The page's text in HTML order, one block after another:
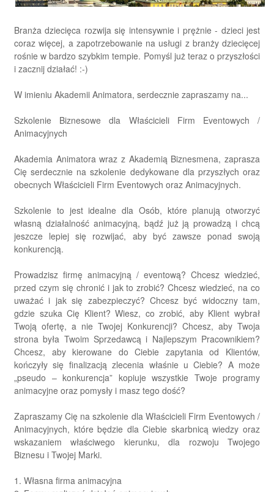
Branża dziecięca rozwija się intensywnie i prężnie - dzieci jest
coraz więcej, a zapotrzebowanie na usługi z branży dziecięcej
rośnie w bardzo szybkim tempie. Pomyśl już teraz o przyszłości
i zacznij działać! :-)
W imieniu Akademii Animatora, serdecznie zapraszamy na...
Szkolenie Biznesowe dla Właścicieli Firm Eventowych /
Animacyjnych
Akademia Animatora wraz z Akademią Biznesmena, zaprasza
Cię serdecznie na szkolenie dedykowane dla przyszłych oraz
obecnych Właścicieli Firm Eventowych oraz Animacyjnych.
Szkolenie to jest idealne dla Osób, które planują otworzyć
własną działalność animacyjną, bądź już ją prowadzą i chcą
jeszcze lepiej się rozwijać, aby być zawsze ponad swoją
konkurencją.
Prowadzisz firmę animacyjną / eventową? Chcesz wiedzieć,
przed czym się chronić i jak to zrobić? Chcesz wiedzieć, na co
uważać i jak się zabezpieczyć? Chcesz być widoczny tam,
gdzie szuka Cię Klient? Wiesz, co zrobić, aby Klient wybrał
Twoją ofertę, a nie Twojej Konkurencji? Chcesz, aby Twoja
strona była Twoim Sprzedawcą i Najlepszym Pracownikiem?
Chcesz, aby kierowane do Ciebie zapytania od Klientów,
kończyły się finalizacją zlecenia właśnie u Ciebie? A może
„pseudo – konkurencja” kopiuje wszystkie Twoje programy
animacyjne oraz pomysły i masz tego dość?
Zapraszamy Cię na szkolenie dla Właścicieli Firm Eventowych /
Animacyjnych, które będzie dla Ciebie skarbnicą wiedzy oraz
wskazaniem właściwego kierunku, dla rozwoju Twojego
Biznesu i Twojej Marki.
1. Własna firma animacyjna